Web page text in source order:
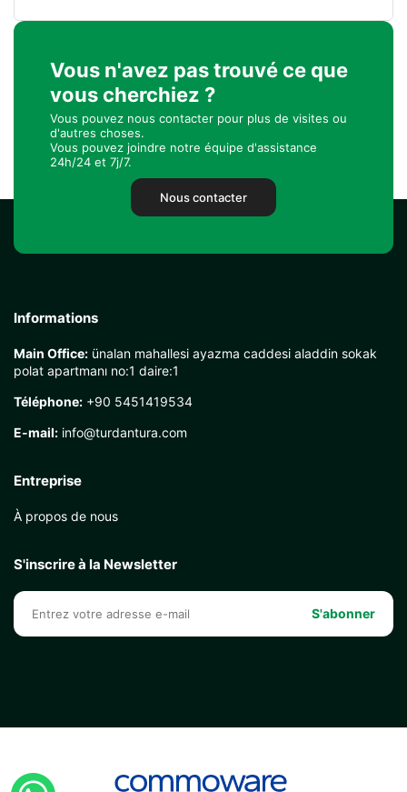
Vous n'avez pas trouvé ce que
vous cherchiez ?
Vous pouvez nous contacter pour plus de visites ou
d'autres choses.
Vous pouvez joindre notre équipe d'assistance
24h/24 et 7j/7.
Nous contacter
Informations
Main Office: ünalan mahallesi ayazma caddesi aladdin sokak
polat apartmanı no:1 daire:1
Téléphone: +90 5451419534
E-mail: info@turdantura.com
Entreprise
À propos de nous
S'inscrire à la Newsletter
S'abonner